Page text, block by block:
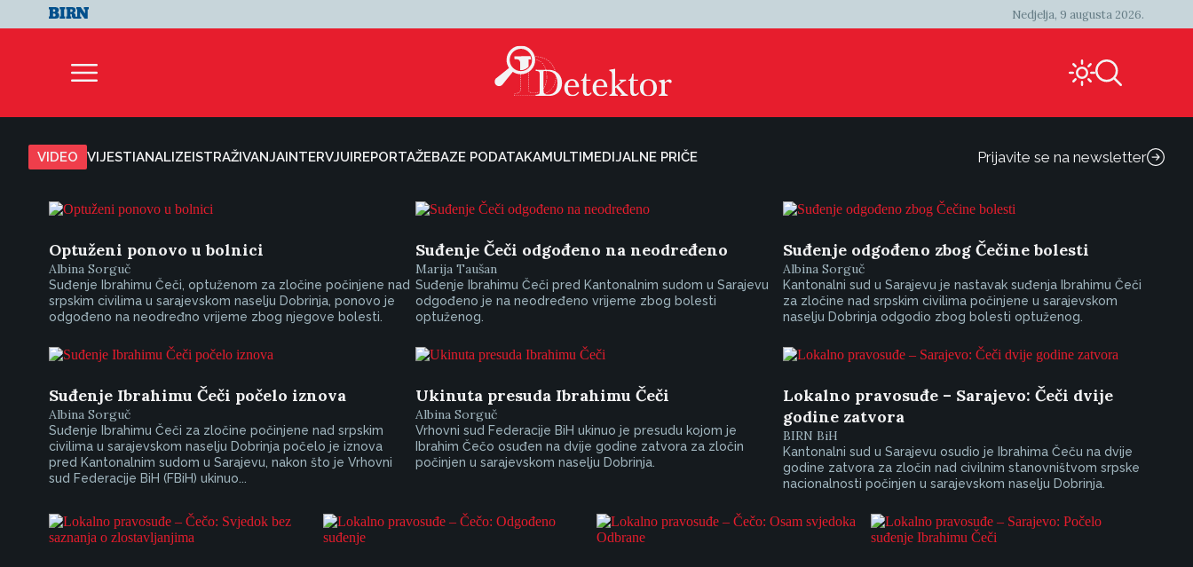
Nedjelja, 9 augusta 2026.
VIDEO VIJESTIANALIZEISTRAŽIVANJAINTERVJUIREPORTAŽEBAZE PODATAKAMULTIMEDIJALNE PRIČE Prijavite se na newsletter
Optuženi ponovo u bolnici
Albina Sorguč
Suđenje Ibrahimu Čeči, optuženom za zločine počinjene nad
srpskim civilima u sarajevskom naselju Dobrinja, ponovo je
odgođeno na neodređno vrijeme zbog njegove bolesti.
Suđenje Čeči odgođeno na neodređeno
Marija Taušan
Suđenje Ibrahimu Čeči pred Kantonalnim sudom u Sarajevu
odgođeno je na neodređeno vrijeme zbog bolesti
optuženog.
Suđenje odgođeno zbog Čečine bolesti
Albina Sorguč
Kantonalni sud u Sarajevu je nastavak suđenja Ibrahimu Čeči
za zločine nad srpskim civilima počinjene u sarajevskom
naselju Dobrinja odgodio zbog bolesti optuženog.
Suđenje Ibrahimu Čeči počelo iznova
Albina Sorguč
Suđenje Ibrahimu Čeči za zločine počinjene nad srpskim
civilima u sarajevskom naselju Dobrinja počelo je iznova
pred Kantonalnim sudom u Sarajevu, nakon što je Vrhovni
sud Federacije BiH (FBiH) ukinuo...
Ukinuta presuda Ibrahimu Čeči
Albina Sorguč
Vrhovni sud Federacije BiH ukinuo je presudu kojom je
Ibrahim Čečo osuđen na dvije godine zatvora za zločin
počinjen u sarajevskom naselju Dobrinja.
Lokalno pravosuđe – Sarajevo: Čeči dvije
godine zatvora
BIRN BiH
Kantonalni sud u Sarajevu osudio je Ibrahima Čeču na dvije
godine zatvora za zločin nad civilnim stanovništvom srpske
nacionalnosti počinjen u sarajevskom naselju Dobrinja.